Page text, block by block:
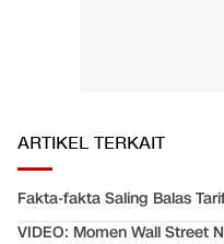
ARTIKEL TERKAIT
Fakta-fakta Saling Balas
VIDEO: Momen Wall Street